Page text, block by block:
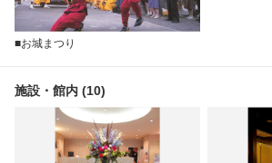
■お城まつり
施設・館内 (10)